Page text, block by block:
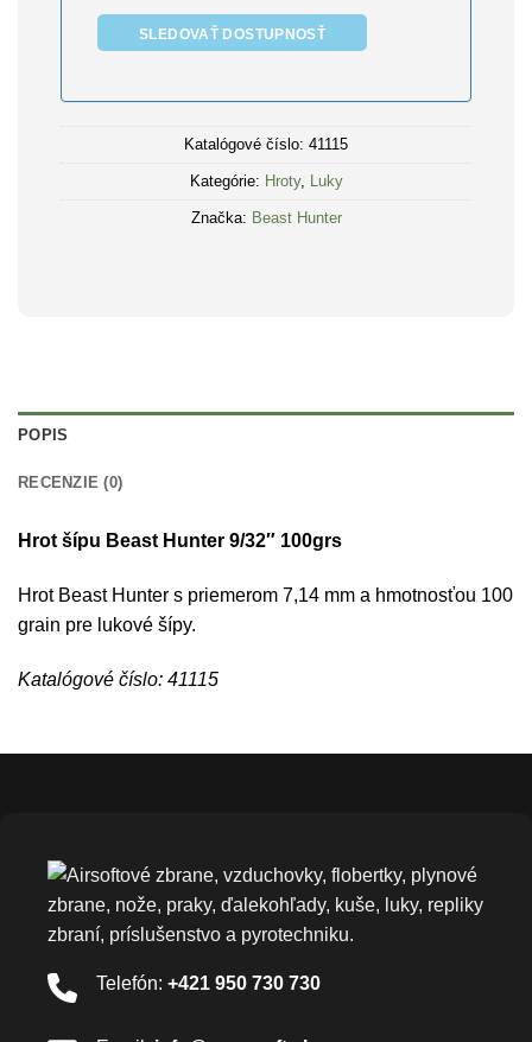
SLEDOVAŤ DOSTUPNOSŤ
Katalógové číslo: 41115
Kategórie: Hroty, Luky
Značka: Beast Hunter
POPIS
RECENZIE (0)
Hrot šípu Beast Hunter 9/32″ 100grs
Hrot Beast Hunter s priemerom 7,14 mm a hmotnosťou 100
grain pre lukové šípy.
Katalógové číslo: 41115
Telefón: +421 950 730 730